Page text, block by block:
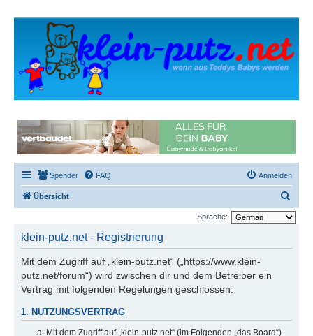
Spender FAQ Anmelden
Übersicht
u
Sprache:
klein-putz.net - Registrierung
Mit dem Zugriff auf „klein-putz.net“ („https://www.klein-
putz.net/forum“) wird zwischen dir und dem Betreiber ein
Vertrag mit folgenden Regelungen geschlossen:
1. NUTZUNGSVERTRAG
Mit dem Zugriff auf „klein-putz.net“ (im Folgenden „das Board“)